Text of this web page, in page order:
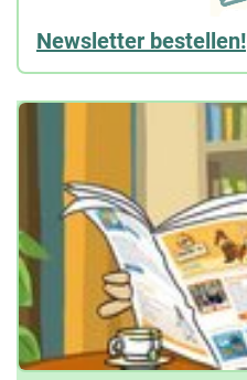
Newsletter bestellen!